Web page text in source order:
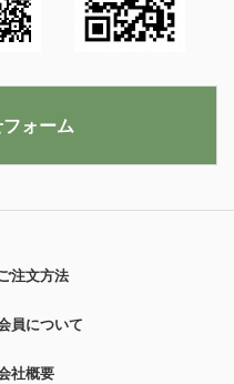
注文方法
員について
社概要
ォーム